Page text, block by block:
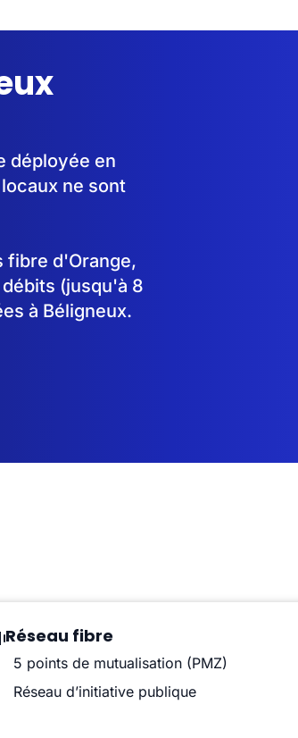
déployée en
ne sont
fibre d'Orange,
(jusqu'à 8
à Béligneux.
Réseau fibre
5 points de mutualisation (PMZ)
Réseau d’initiative publique